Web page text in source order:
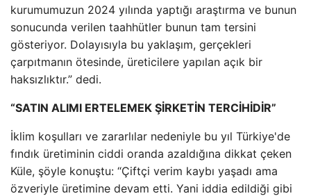
kurumumuzun 2024 yılında yaptığı araştırma ve bunun
sonucunda verilen taahhütler bunun tam tersini
gösteriyor. Dolayısıyla bu yaklaşım, gerçekleri
çarpıtmanın ötesinde, üreticilere yapılan açık bir
haksızlıktır.” dedi.
“SATIN ALIMI ERTELEMEK ŞİRKETİN TERCİHİDİR”
İklim koşulları ve zararlılar nedeniyle bu yıl Türkiye'de
fındık üretiminin ciddi oranda azaldığına dikkat çeken
Küle, şöyle konuştu: “Çiftçi verim kaybı yaşadı ama
özveriyle üretimine devam etti. Yani iddia edildiği gibi